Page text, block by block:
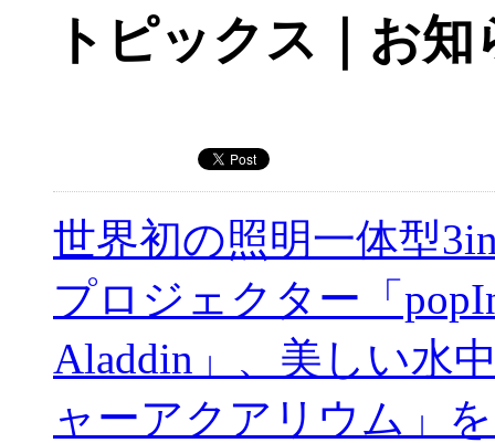
トピックス｜お知
世界初の照明一体型
プロジェクター「
Aladdin」、美しい水
ャーアクアリウム」